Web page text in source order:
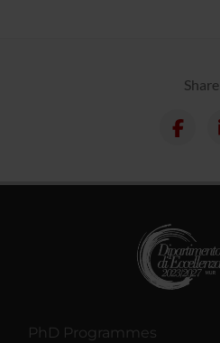
Share
PhD Programmes